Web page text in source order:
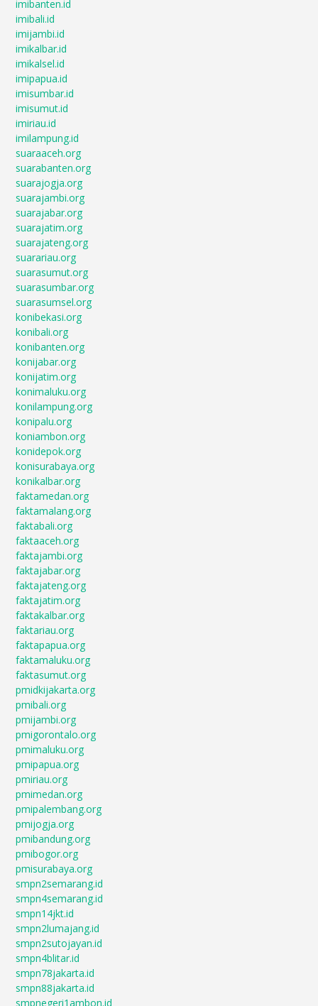
imibanten.id
imibali.id
imijambi.id
imikalbar.id
imikalsel.id
imipapua.id
imisumbar.id
imisumut.id
imiriau.id
imilampung.id
suaraaceh.org
suarabanten.org
suarajogja.org
suarajambi.org
suarajabar.org
suarajatim.org
suarajateng.org
suarariau.org
suarasumut.org
suarasumbar.org
suarasumsel.org
konibekasi.org
konibali.org
konibanten.org
konijabar.org
konijatim.org
konimaluku.org
konilampung.org
konipalu.org
koniambon.org
konidepok.org
konisurabaya.org
konikalbar.org
faktamedan.org
faktamalang.org
faktabali.org
faktaaceh.org
faktajambi.org
faktajabar.org
faktajateng.org
faktajatim.org
faktakalbar.org
faktariau.org
faktapapua.org
faktamaluku.org
faktasumut.org
pmidkijakarta.org
pmibali.org
pmijambi.org
pmigorontalo.org
pmimaluku.org
pmipapua.org
pmiriau.org
pmimedan.org
pmipalembang.org
pmijogja.org
pmibandung.org
pmibogor.org
pmisurabaya.org
smpn2semarang.id
smpn4semarang.id
smpn14jkt.id
smpn2lumajang.id
smpn2sutojayan.id
smpn4blitar.id
smpn78jakarta.id
smpn88jakarta.id
smpnegeri1ambon.id